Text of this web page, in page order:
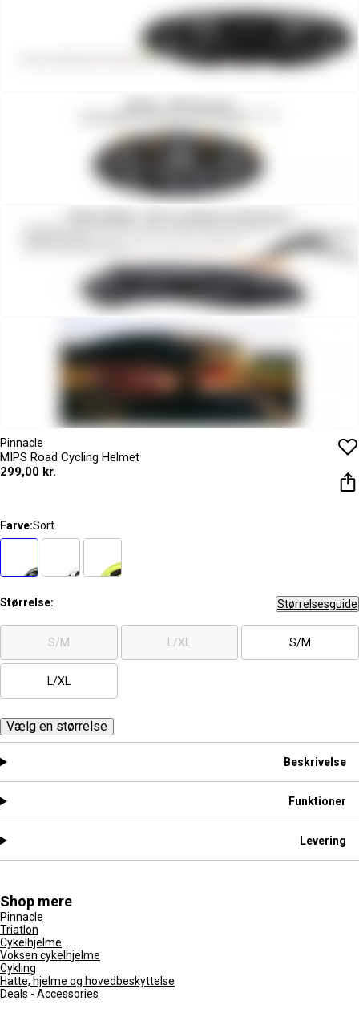
Pinnacle
MIPS Road Cycling Helmet
299,00 kr.
Farve:Sort
Størrelse: Størrelsesguide
S/M L/XL S/M
L/XL
Vælg en størrelse
Beskrivelse
Funktioner
Levering
Shop mere
Pinnacle
Triatlon
Cykelhjelme
Voksen cykelhjelme
Cykling
Hatte, hjelme og hovedbeskyttelse
Deals - Accessories